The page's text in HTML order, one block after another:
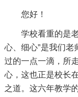
您好！
学校看重的是
心、细心”是我们
过的一点一滴，所
心，这也正是校长
之道。这六年教学